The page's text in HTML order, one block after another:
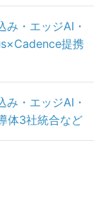
み・エッジAI・
提携
み・エッジAI・
体3社統合など